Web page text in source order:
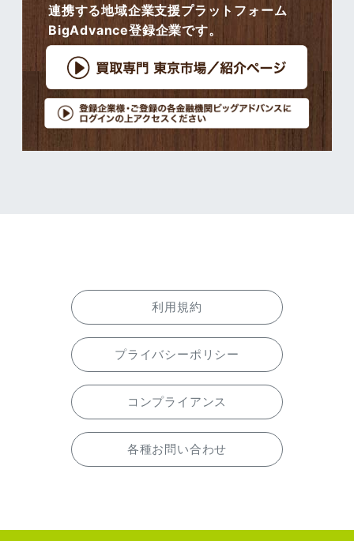
連携する地域企業支援プラットフォーム
BigAdvance登録企業です。
利用規約
プライバシーポリシー
コンプライアンス
各種お問い合わせ